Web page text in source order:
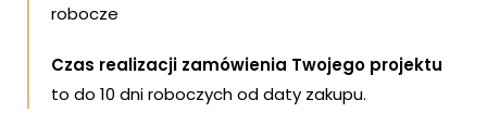
robocze
Czas realizacji zamówienia Twojego projektu
to do 10 dni roboczych od daty zakupu.